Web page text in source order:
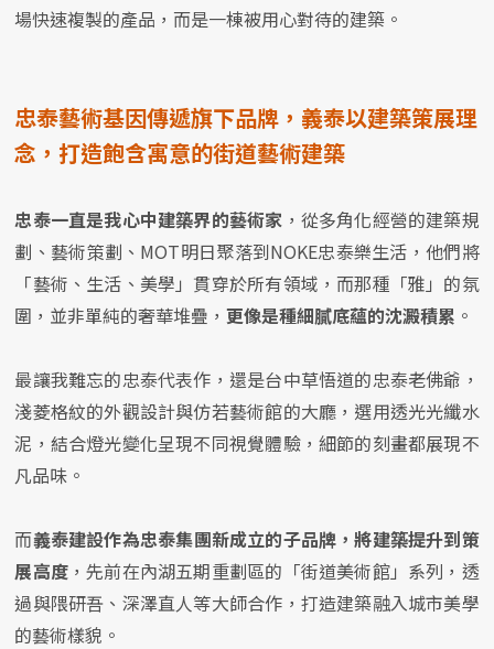
場快速複製的產品，而是一棟被用心對待的建築。
忠泰藝術基因傳遞旗下品牌，義泰以建築策展理
念，打造飽含寓意的街道藝術建築
忠泰一直是我心中建築界的藝術家 ，從多角化經營的建築規
劃、藝術策劃、MOT明日聚落到NOKE忠泰樂生活，他們將
「藝術、生活、美學」貫穿於所有領域，而那種「雅」的氛
圍，並非單純的奢華堆疊，更像是種細膩底蘊的沈澱積累 。
最讓我難忘的忠泰代表作，還是台中草悟道的忠泰老佛爺，
淺菱格紋的外觀設計與仿若藝術館的大廳，選用透光光纖水
泥，結合燈光變化呈現不同視覺體驗，細節的刻畫都展現不
凡品味。
而義泰建設作為忠泰集團新成立的子品牌，將建築提升到策
展高度 ，先前在內湖五期重劃區的「街道美術館」系列，透
過與隈研吾、深澤直人等大師合作，打造建築融入城市美學
的藝術樣貌。